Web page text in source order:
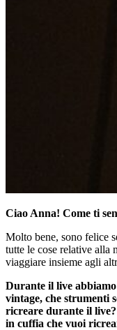
Ciao Anna! Come ti
Molto bene, sono felice
tutte le cose relative alla
viaggiare insieme agli
Durante il live
vintage, che strumenti
ricreare durante il live?
in cuffia che vuoi